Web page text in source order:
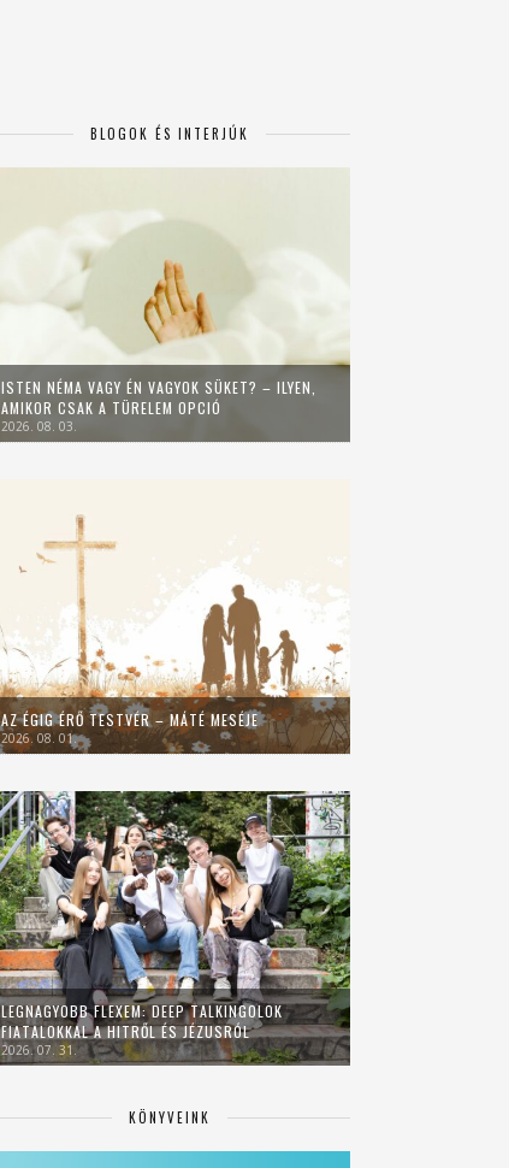
BLOGOK ÉS INTERJÚK
ISTEN NÉMA VAGY ÉN VAGYOK SÜKET? – ILYEN,
AMIKOR CSAK A TÜRELEM OPCIÓ
2026. 08. 03.
AZ ÉGIG ÉRŐ TESTVÉR – MÁTÉ MESÉJE
2026. 08. 01.
LEGNAGYOBB FLEXEM: DEEP TALKINGOLOK
FIATALOKKAL A HITRŐL ÉS JÉZUSRÓL
2026. 07. 31.
KÖNYVEINK